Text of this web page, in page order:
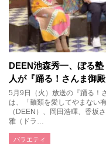
DEEN池森秀一、ぼる
人が『踊る！さんま御
5月9日（火）放送の『踊る！
は、「麺類を愛してやまない
（DEEN）、岡田浩暉、香坂
雅（ドラ…
バラエティ